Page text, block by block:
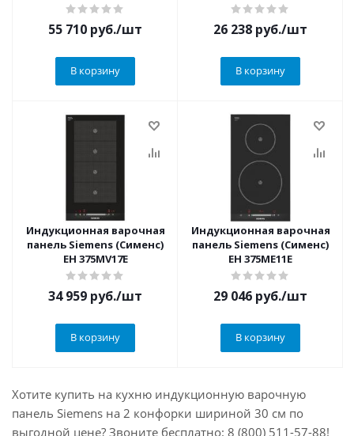
55 710 руб./шт
В корзину
26 238 руб./шт
В корзину
Индукционная варочная
панель Siemens (Сименс)
EH 375MV17E
34 959 руб./шт
В корзину
Индукционная варочная
панель Siemens (Сименс)
EH 375ME11E
29 046 руб./шт
В корзину
Хотите купить на кухню индукционную варочную
панель Siemens на 2 конфорки шириной 30 см по
выгодной цене? Звоните бесплатно: 8 (800) 511-57-88!